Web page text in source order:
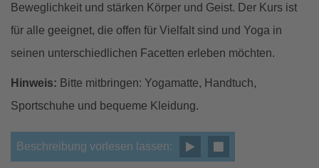
Beweglichkeit und stärken Körper und Geist. Der Kurs ist
für alle geeignet, die offen für Vielfalt sind und Yoga in
seinen unterschiedlichen Facetten erleben möchten.
Hinweis: Bitte mitbringen: Yogamatte, Handtuch,
Sportschuhe und bequeme Kleidung.
Beschreibung vorlesen lassen: